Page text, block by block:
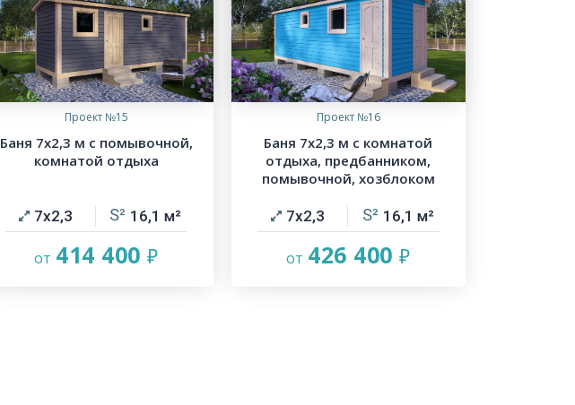
Проект №15
Баня 7х2,3 м с помывочной,
комнатой отдыха
7х2,3 16,1
414 400
Проект №16
Баня 7х2,3 м с комнатой
отдыха, предбанником,
помывочной, хозблоком
7х2,3 16,1
426 400